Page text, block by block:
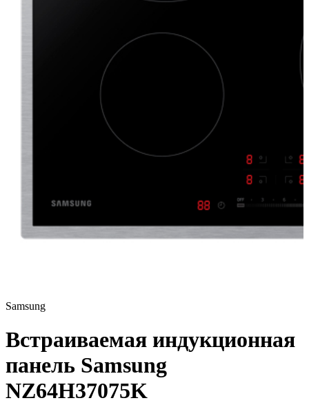
Samsung
Встраиваемая индукционная
панель Samsung
NZ64H37075K